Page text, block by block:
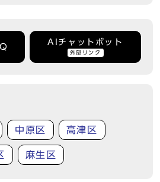
AIチャットボット
外部リンク
中原区 高津区
麻生区